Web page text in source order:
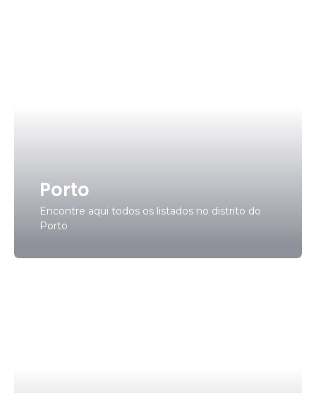
Porto
Encontre aqui todos os listados no distrito do
Porto